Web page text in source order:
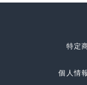
特定
個人情